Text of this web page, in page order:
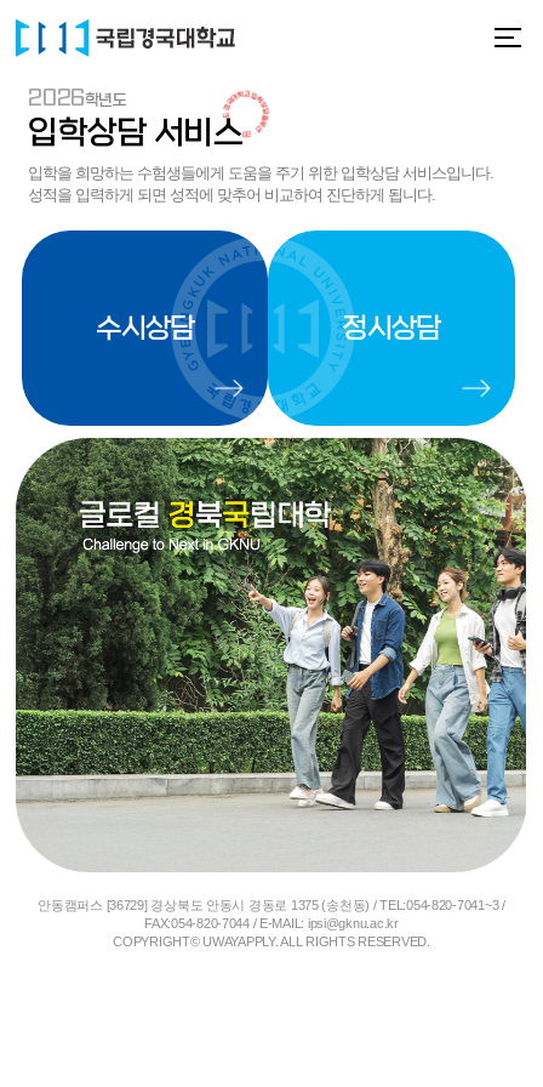
2026학년도
입학상담 서비스2026학년도 경국대학교 입학상담솔루션
입학을 희망하는 수험생들에게 도움을 주기 위한 입학상담 서비스입니다.
성적을 입력하게 되면 성적에 맞추어 비교하여 진단하게 됩니다.
수시상담 정시상담
안동캠퍼스 [36729] 경상북도 안동시 경동로 1375 (송천동) / TEL:054-820-7041~3 /
FAX:054-820-7044 / E-MAIL: ipsi@gknu.ac.kr
COPYRIGHT© UWAYAPPLY. ALL RIGHTS RESERVED.